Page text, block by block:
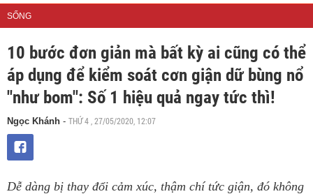
SỐNG
10 bước đơn giản mà bất kỳ ai cũng có thể
áp dụng để kiểm soát cơn giận dữ bùng nổ
"như bom": Số 1 hiệu quả ngay tức thì!
Ngọc Khánh - THỨ 4 , 27/05/2020, 12:07
Dễ dàng bị thay đổi cảm xúc, thậm chí tức giận, đó không